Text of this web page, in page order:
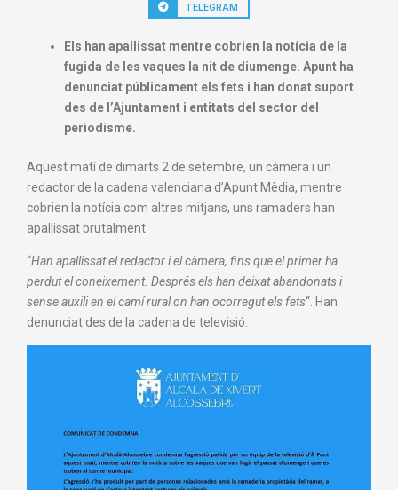
TELEGRAM
Els han apallissat mentre cobrien la notícia de la
fugida de les vaques la nit de diumenge. Apunt ha
denunciat públicament els fets i han donat suport
des de l’Ajuntament i entitats del sector del
periodisme.
Aquest matí de dimarts 2 de setembre, un càmera i un
redactor de la cadena valenciana d’Apunt Mèdia, mentre
cobrien la notícia com altres mitjans, uns ramaders han
apallissat brutalment.
“Han apallissat el redactor i el càmera, fins que el primer ha
perdut el coneixement. Després els han deixat abandonats i
sense auxili en el camí rural on han ocorregut els fets“. Han
denunciat des de la cadena de televisió.